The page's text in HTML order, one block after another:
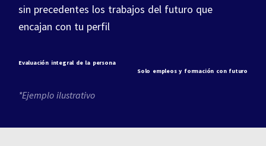
sin precedentes los trabajos del futuro que
encajan con tu perfil
Evaluación integral de la persona
Solo empleos y formación con futuro
*Ejemplo ilustrativo